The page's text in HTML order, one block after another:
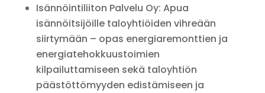
Isännöintiliiton Palvelu Oy: Apua
isännöitsijöille taloyhtiöiden vihreään
siirtymään – opas energiaremonttien ja
energiatehokkuustoimien
kilpailuttamiseen sekä taloyhtiön
päästöttömyyden edistämiseen ja